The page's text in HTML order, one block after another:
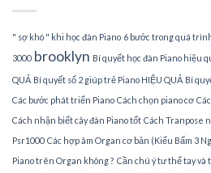
" sợ khó " khi học đàn Piano 6 bước trong quá
3000 brooklyn Bí quyết học đàn Piano hiệu
QUẢ Bí quyết số 2 giúp trẻ Piano HIỆU QUẢ Bí
Các bước phát triển Piano Cách chọn piano cơ
Cách nhận biết cây đàn Piano tốt Cách Tranpose
Psr1000 Các hợp âm Organ cơ bản (Kiểu Bấm 3
Piano trên Organ không ? Cần chú ý tư thế tay và